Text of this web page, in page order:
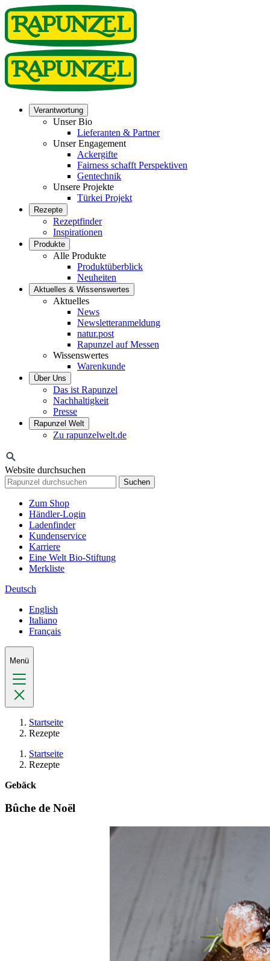
Verantwortung
Unser Bio
Lieferanten & Partner
Unser Engagement
Ackergifte
Fairness schafft Perspektiven
Gentechnik
Unsere Projekte
Türkei Projekt
Rezepte
Rezeptfinder
Inspirationen
Produkte
Alle Produkte
Produktüberblick
Neuheiten
Aktuelles & Wissenswertes
Aktuelles
News
Newsletteranmeldung
natur.post
Rapunzel auf Messen
Wissenswertes
Warenkunde
Über Uns
Das ist Rapunzel
Nachhaltigkeit
Presse
Rapunzel Welt
Zu rapunzelwelt.de
Website durchsuchen
Suchen
Zum Shop
Händler-Login
Ladenfinder
Kundenservice
Karriere
Eine Welt Bio-Stiftung
Merkliste
Deutsch
English
Italiano
Français
Menü
Startseite
Rezepte
Startseite
Rezepte
Gebäck
Bûche de Noël